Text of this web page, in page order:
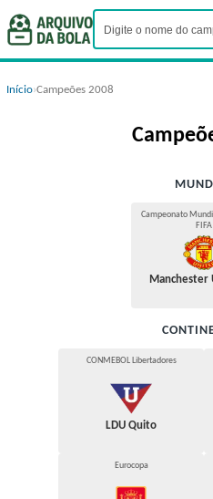
Início›Campeões 2008
Campeonato
FIFA
Manchester
CONMEBOL Libertadores
LDU Quito
Eurocopa